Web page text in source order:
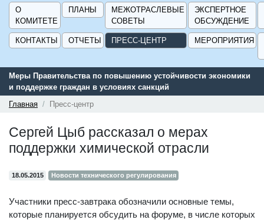
О
КОМИТЕТЕ
ПЛАНЫ
МЕЖОТРАСЛЕВЫЕ
СОВЕТЫ
ЭКСПЕРТНОЕ
ОБСУЖДЕНИЕ
КОНТАКТЫ ОТЧЕТЫ ПРЕСС-ЦЕНТР МЕРОПРИЯТИЯ
Меры Правительства по повышению устойчивости экономики
и поддержке граждан в условиях санкций
Главная
Пресс-центр
Сергей Цыб рассказал о мерах
поддержки химической отрасли
18.05.2015 Новости технического регулирования
Участники пресс-завтрака обозначили основные темы,
которые планируется обсудить на форуме, в числе которых